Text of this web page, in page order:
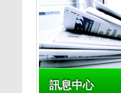
訊息中心